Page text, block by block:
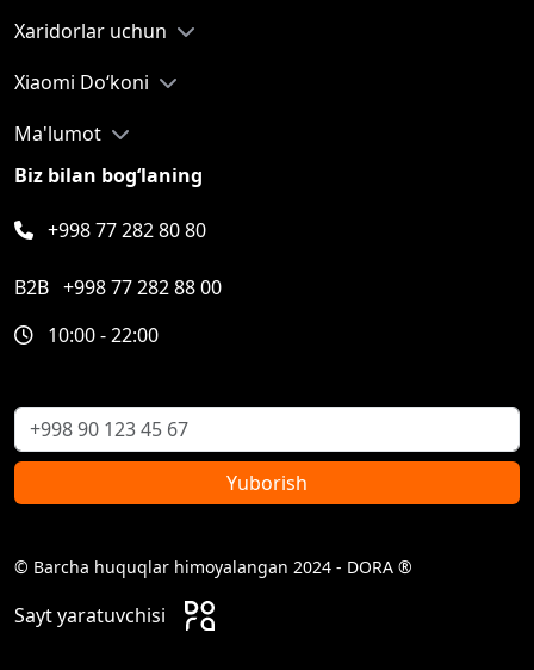
Xaridorlar uchun
Xiaomi Do‘koni
Ma'lumot
Biz bilan bog‘laning
+998 77 282 80 80
B2B +998 77 282 88 00
10:00 - 22:00
Yuborish
© Barcha huquqlar himoyalangan 2024 - DORA ®
Sayt yaratuvchisi